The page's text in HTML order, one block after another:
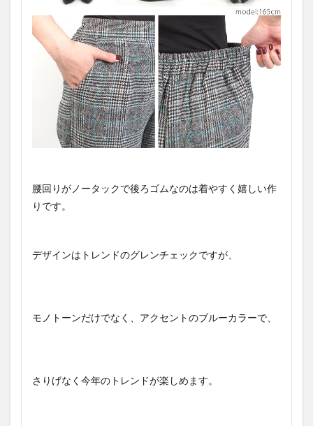
腰回りがノータックで後ろゴムなのは着やすく嬉しい作
りです。
デザインはトレンドのグレンチェックですが、
モノトーンだけでなく、アクセントのブルーカラーで、
さりげなく今年のトレンドが楽しめます。